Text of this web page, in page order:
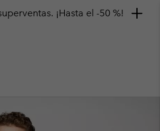
¡Hasta el -50 %!